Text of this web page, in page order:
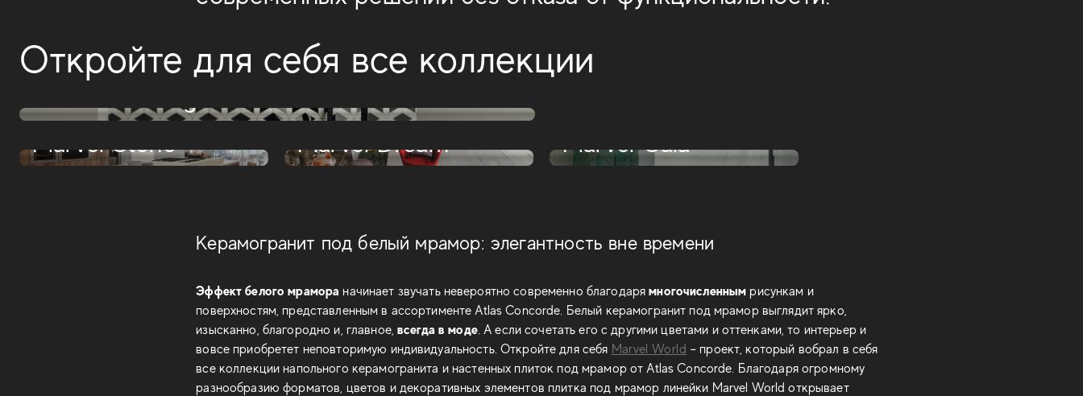
Откройте для себя все коллекции
Marvel Shine
Marvel Stone
Marvel Dream Marvel Gala
Керамогранит под белый мрамор: элегантность вне времени
Эффект белого мрамора начинает звучать невероятно современно благодарямногочисленным рисункам и
поверхностям, представленным в ассортименте Atlas Concorde. Белый керамогранит под мрамор выглядит ярко,
изысканно, благородно и, главное,всегда в моде. А если сочетать его с другими цветами и оттенками, то интерьер и
вовсе приобретет неповторимую индивидуальность. Откройте для себя Marvel World – проект, который вобрал в себя
все коллекции напольного керамогранита и настенных плиток под мрамор от Atlas Concorde. Благодаря огромному
разнообразию форматов, цветов и декоративных элементов плитка под мрамор линейки Marvel World открывает